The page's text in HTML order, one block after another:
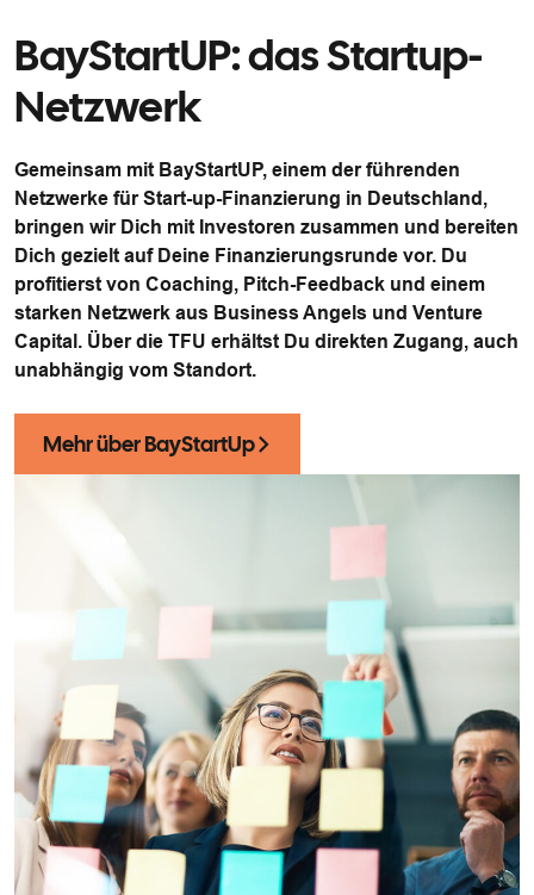
BayStartUP: das Startup-
Netzwerk
Gemeinsam mit BayStartUP, einem der führenden
Netzwerke für Start-up-Finanzierung in Deutschland,
bringen wir Dich mit Investoren zusammen und bereiten
Dich gezielt auf Deine Finanzierungsrunde vor. Du
profitierst von Coaching, Pitch-Feedback und einem
starken Netzwerk aus Business Angels und Venture
Capital. Über die TFU erhältst Du direkten Zugang, auch
unabhängig vom Standort.
Mehr über BayStartUp